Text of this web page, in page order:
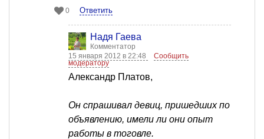
0 Ответить
Надя Гаева
Комментатор
15 января 2012 в 22:48
Сообщить
модератору
Александр Платов,
Он спрашивал девиц, пришедших по
объявлению, имели ли они опыт
работы в тоговле.